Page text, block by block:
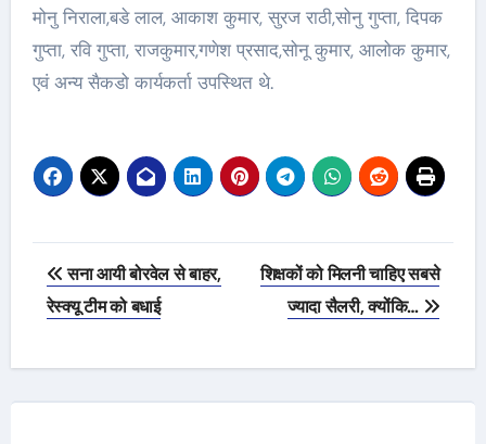
मोनु निराला,बडे लाल, आकाश कुमार, सुरज राठी,सोनु गुप्ता, दिपक
गुप्ता, रवि गुप्ता, राजकुमार,गणेश प्रसाद,सोनू कुमार, आलोक कुमार,
एवं अन्य सैकडो कार्यकर्ता उपस्थित थे.
Post
navigation
सना आयी बोरवेल से बाहर,
रेस्क्यू टीम को बधाई
शिक्षकों को मिलनी चाहिए सबसे
ज्यादा सैलरी, क्योंकि…